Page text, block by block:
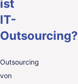
ist
IT-
Outsourcing?
Outsourcing
von